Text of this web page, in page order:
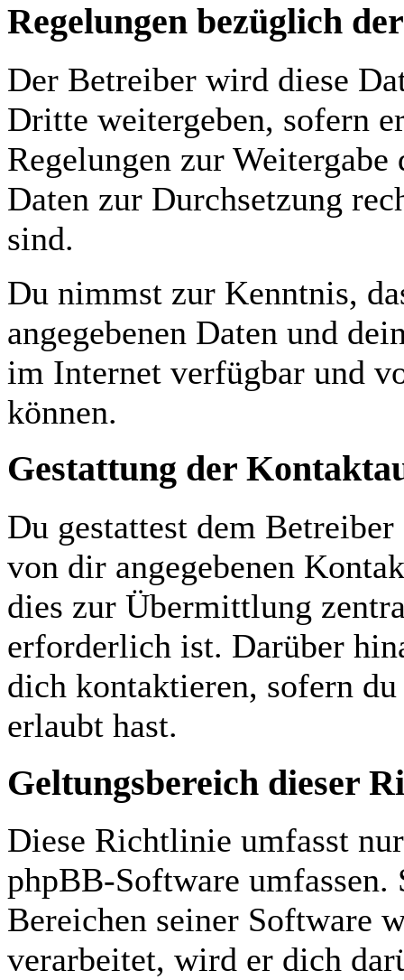
Regelungen bezüglich
Der Betreiber wird diese
Dritte weitergeben, sofern
Regelungen zur
Daten zur Durchsetzung
sind.
Du nimmst zur Kenntnis,
angegebenen Daten und
im Internet verfügbar und
können.
Gestattung der
Du gestattest dem
von dir angegebenen
dies zur Übermittlung
erforderlich ist. Darüber
dich kontaktieren, sofern
erlaubt hast.
Geltungsbereich dieser
Diese Richtlinie umfasst
phpBB-Software
Bereichen seiner Software
verarbeitet, wird er dich